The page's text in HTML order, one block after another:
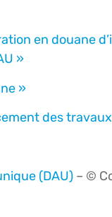
en douane
»
»
des
(DAU) – ©